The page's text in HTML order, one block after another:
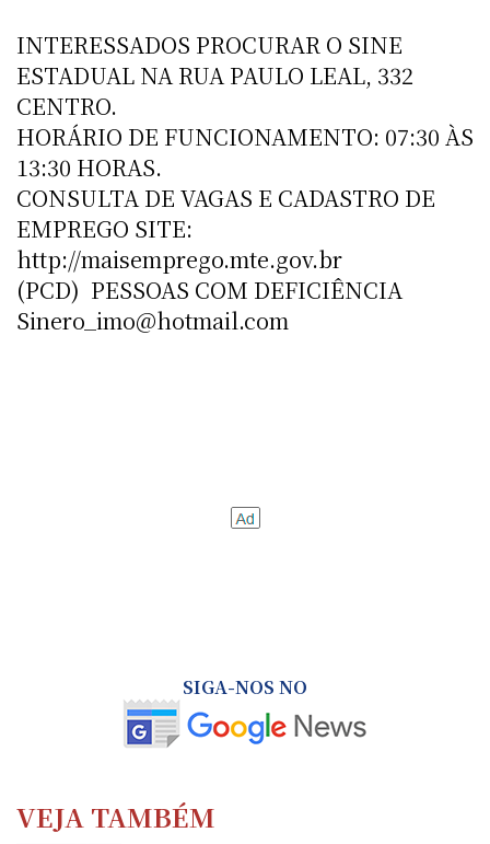
INTERESSADOS PROCURAR O SINE
ESTADUAL NA RUA PAULO LEAL, 332
CENTRO.
HORÁRIO DE FUNCIONAMENTO: 07:30 ÀS
13:30 HORAS.
CONSULTA DE VAGAS E CADASTRO DE
EMPREGO SITE:
http://maisemprego.mte.gov.br
(PCD)  PESSOAS COM DEFICIÊNCIA
Sinero_imo@hotmail.com
SIGA-NOS NO
VEJA TAMBÉM